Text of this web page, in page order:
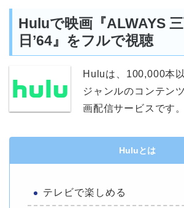
Huluで映画『ALWAYS
日’64』をフルで視聴
Huluは、100,000本
ジャンルのコンテン
画配信サービスです。
Huluとは
テレビで楽しめる